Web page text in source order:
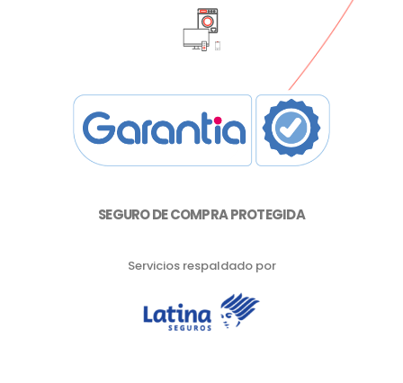
SEGURO DE COMPRA PROTEGIDA
Servicios respaldado por